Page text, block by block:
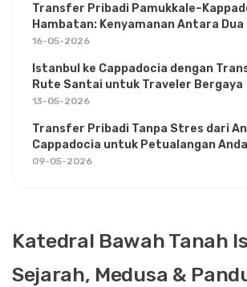
Katedral Bawah Tanah
Sejarah, Medusa &
Transfer Pribadi
Hambatan: Kenyamanan Antara Dua
16-05-2026
Istanbul ke Cappadocia dengan
Rute Santai untuk Traveler Bergaya
13-05-2026
Transfer Pribadi Tanpa Stres dari
Cappadocia untuk Petualangan
09-05-2026